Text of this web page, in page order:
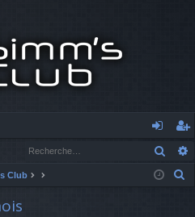
o
n
’e
nr
Club